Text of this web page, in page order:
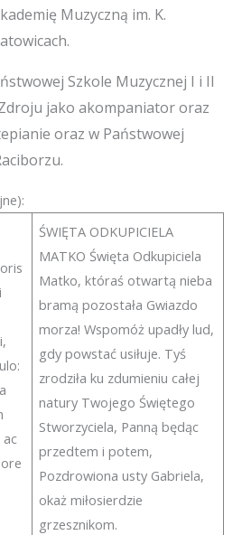
Muzyczną im. K.
Szkole Muzycznej I i II
jako akompaniator oraz
oraz w Państwowej
ŚWIĘTA ODKUPICIELA
MATKO Święta Odkupiciela
Matko, któraś otwartą nieba
bramą pozostała Gwiazdo
morza! Wspomóż upadły lud,
gdy powstać usiłuje. Tyś
zrodziła ku zdumieniu całej
natury Twojego Świętego
Stworzyciela, Panną będąc
przedtem i potem,
Pozdrowiona usty Gabriela,
okaż miłosierdzie
grzesznikom.